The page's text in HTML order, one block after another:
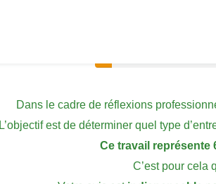
Dans le cadre de réflexions
L’objectif est de déterminer quel type
Ce travail représente
C’est pour cela